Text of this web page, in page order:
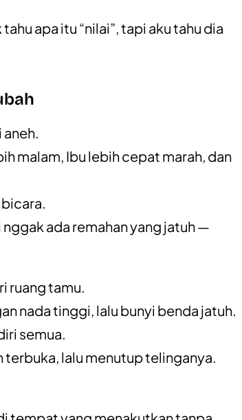
apa itu “nilai”, tapi aku tahu dia
malam, Ibu lebih cepat marah, dan
ada remahan yang jatuh —
ruang tamu.
nada tinggi, lalu bunyi benda jatuh.
semua.
terbuka, lalu menutup telinganya.